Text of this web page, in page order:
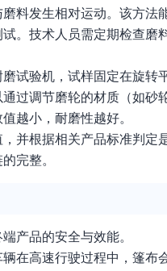
料发生相对运动。该方法
。技术人员需定期检查磨
试验机，试样固定在旋转
过调节磨轮的材质（如砂
越小，耐磨性越好。
并根据相关产品标准判定
完整。
产品的安全与效能。
在高速行驶过程中，篷布